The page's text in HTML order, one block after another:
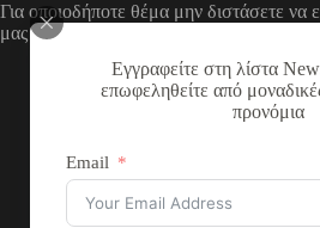
Εγγραφείτε στη λίστα
επωφεληθείτε από
προνόμια
Email
Για οποιοδήποτε θέμα μην διστάσετε να
μας με τους παρακάτω τρόπους
Διεύθυνση:
Νικολάου Χάσου 19, ΤΚ
Τηλέφωνο:
+30 2385 503290
Email: